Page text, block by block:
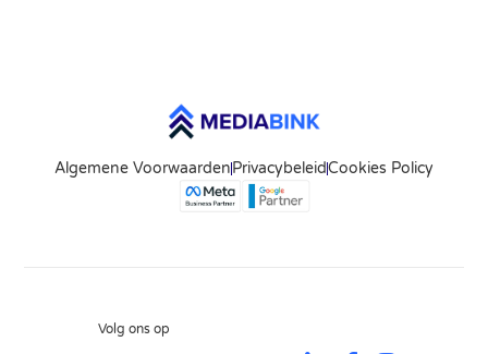
Algemene VoorwaardenPrivacybeleidCookies Policy
Volg ons op